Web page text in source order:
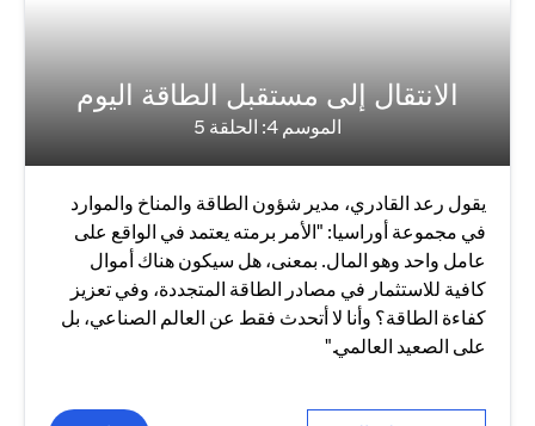
الانتقال إلى مستقبل الطاقة اليوم
الموسم 4: الحلقة 5
يقول رعد القادري، مدير شؤون الطاقة والمناخ والموارد
في مجموعة أوراسيا: "الأمر برمته يعتمد في الواقع على
عامل واحد وهو المال. بمعنى، هل سيكون هناك أموال
كافية للاستثمار في مصادر الطاقة المتجددة، وفي تعزيز
كفاءة الطاقة؟ وأنا لا أتحدث فقط عن العالم الصناعي، بل
على الصعيد العالمي."